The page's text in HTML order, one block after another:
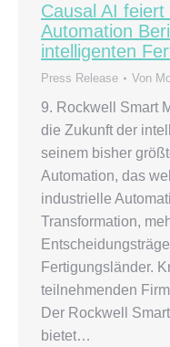
Causal AI feiert
Automation
intelligenten
Press Release Von
9. Rockwell Smart
die Zukunft der
seinem bisher
Automation, das
industrielle
Transformation,
Fertigungsländer.
teilnehmenden
Der Rockwell
bietet…